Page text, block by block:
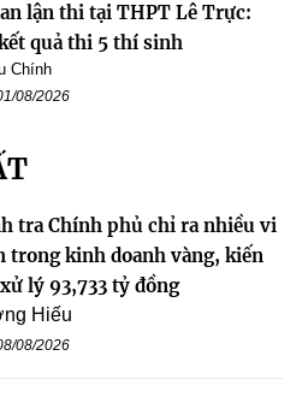
lận thi tại THPT Lê Trực:
quả thi 5 thí sinh
Chính
08/2026
tra Chính phủ chỉ ra nhiều vi
trong kinh doanh vàng, kiến
lý 93,733 tỷ đồng
Hiếu
08/2026